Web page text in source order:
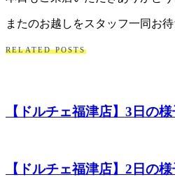
またのお越しをスタッフ一同お
RELATED POSTS
【ドルチェ福津店】3日の
【ドルチェ福津店】2日の